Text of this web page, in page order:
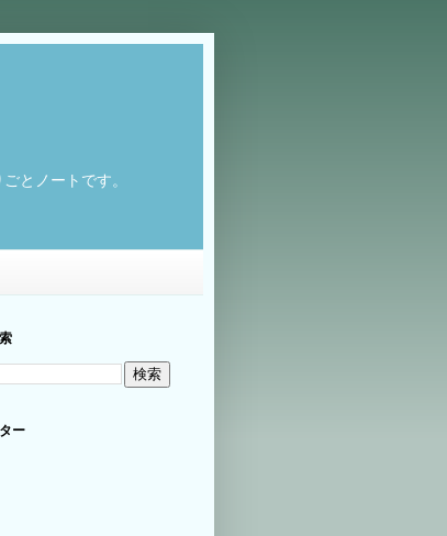
とノートです。
ー